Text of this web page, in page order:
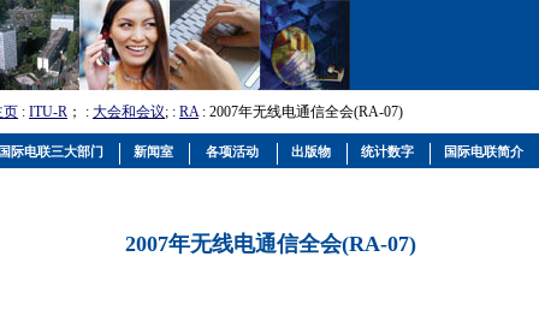
页 : ITU-R ； : 大会和会议; : RA: 2007年无线电通信全会(RA-07)
2007年无线电通信全会(RA-07)
际电联三大部门 新闻室 各项活动 出版物 统计数字 国际电联简介